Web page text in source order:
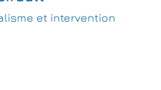
et intervention